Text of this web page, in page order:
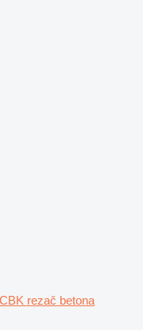
rezač betona